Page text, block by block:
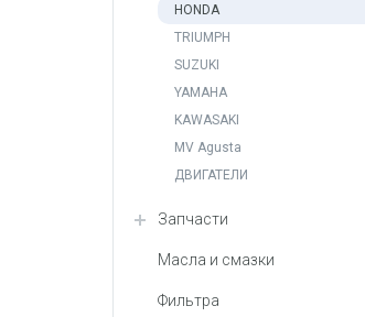
HONDA
TRIUMPH
SUZUKI
YAMAHA
KAWASAKI
MV Agusta
ДВИГАТЕЛИ
Запчасти
Масла и смазки
Фильтра